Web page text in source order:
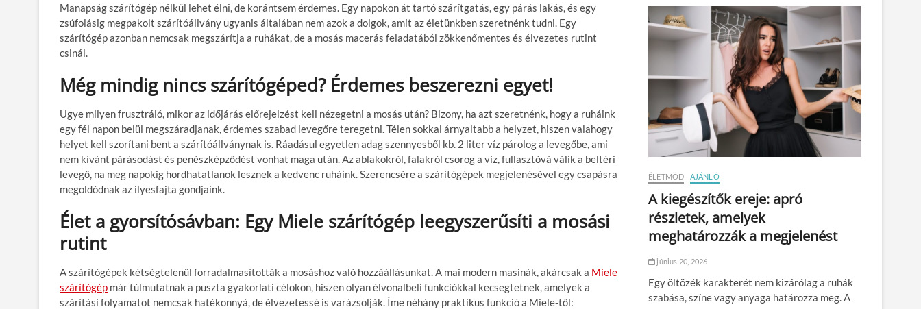
Manapság szárítógép nélkül lehet élni, de korántsem érdemes. Egy napokon át tartó szárítgatás, egy párás lakás, és egy
zsúfolásig megpakolt szárítóállvány ugyanis általában nem azok a dolgok, amit az életünkben szeretnénk tudni. Egy
szárítógép azonban nemcsak megszárítja a ruhákat, de a mosás macerás feladatából zökkenőmentes és élvezetes rutint
csinál.
Még mindig nincs szárítógéped? Érdemes beszerezni egyet!
Ugye milyen frusztráló, mikor az időjárás előrejelzést kell nézegetni a mosás után? Bizony, ha azt szeretnénk, hogy a ruháink
egy fél napon belül megszáradjanak, érdemes szabad levegőre teregetni. Télen sokkal árnyaltabb a helyzet, hiszen valahogy
helyet kell szorítani bent a szárítóállványnak is. Ráadásul egyetlen adag szennyesből kb. 2 liter víz párolog a levegőbe, ami
nem kívánt párásodást és penészképződést vonhat maga után. Az ablakokról, falakról csorog a víz, fullasztóvá válik a beltéri
levegő, na meg napokig hordhatatlanok lesznek a kedvenc ruháink. Szerencsére a szárítógépek megjelenésével egy csapásra
megoldódnak az ilyesfajta gondjaink.
Élet a gyorsítósávban: Egy Miele szárítógép leegyszerűsíti a mosási
rutint
A szárítógépek kétségtelenül forradalmasították a mosáshoz való hozzáállásunkat. A mai modern masinák, akárcsak a Miele
szárítógép már túlmutatnak a puszta gyakorlati célokon, hiszen olyan élvonalbeli funkciókkal kecsegtetnek, amelyek a
szárítási folyamatot nemcsak hatékonnyá, de élvezetessé is varázsolják. Íme néhány praktikus funkció a Miele-től:
ÉLETMÓD AJÁNLÓ
A kiegészítők ereje: apró
részletek, amelyek
meghatározzák a megjelenést
június 20, 2026
Egy öltözék karakterét nem kizárólag a ruhák
szabása, színe vagy anyaga határozza meg. A